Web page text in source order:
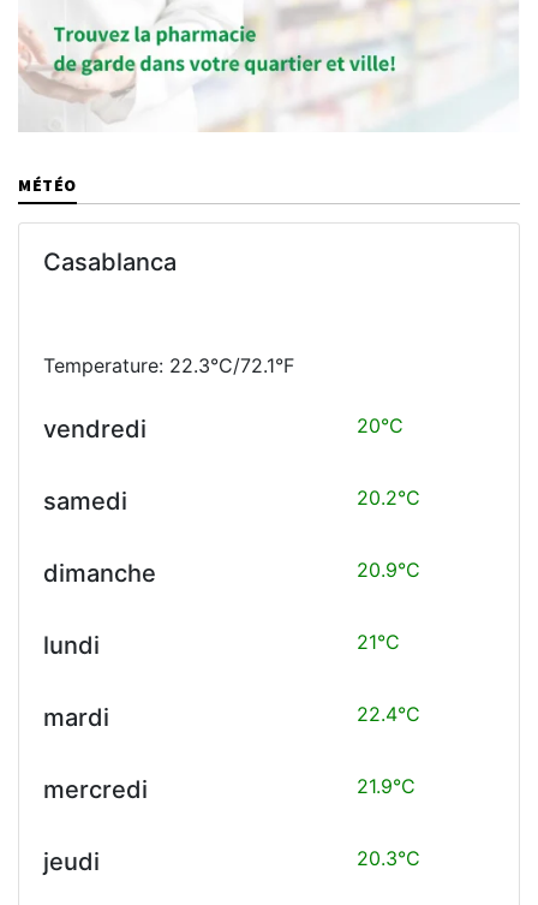
MÉTÉO
Casablanca
Temperature: 22.3°C/72.1°F
vendredi 20°C
samedi 20.2°C
dimanche 20.9°C
lundi 21°C
mardi 22.4°C
mercredi 21.9°C
jeudi 20.3°C